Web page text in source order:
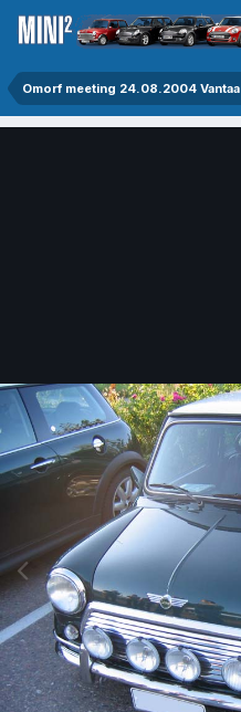
Omorf meeting 24.08.2004 Vantaa